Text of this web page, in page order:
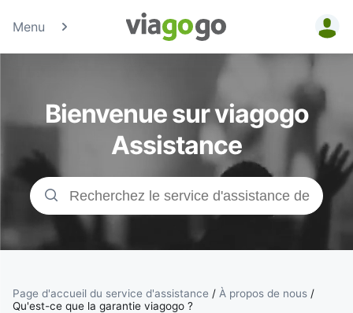
Menu
Billets -
Billet pour
concerts,
événements
sportifs et
théâtre |
viagogo, la
Bienvenue sur viagogo
Assistance
Page d'accueil du service d'assistance / À propos de nous /
Qu'est-ce que la garantie viagogo ?